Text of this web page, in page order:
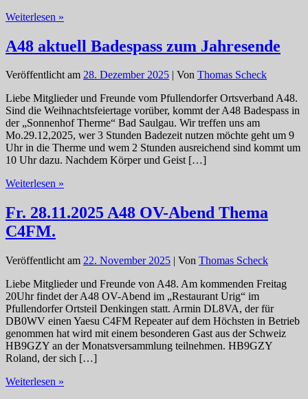
Weiterlesen »
A48
Jahreshauptversammlung
A48 aktuell Badespass zum Jahresende
Veröffentlicht am 28. Dezember 2025 | Von Thomas Scheck
Liebe Mitglieder und Freunde vom Pfullendorfer Ortsverband A48.
Sind die Weihnachtsfeiertage vorüber, kommt der A48 Badespass in
der „Sonnenhof Therme“ Bad Saulgau. Wir treffen uns am
Mo.29.12,2025, wer 3 Stunden Badezeit nutzen möchte geht um 9
Uhr in die Therme und wem 2 Stunden ausreichend sind kommt um
10 Uhr dazu. Nachdem Körper und Geist […]
Weiterlesen »
Badespass
zum
Fr. 28.11.2025 A48 OV-Abend Thema
C4FM.
Veröffentlicht am 22. November 2025 | Von Thomas Scheck
Liebe Mitglieder und Freunde von A48. Am kommenden Freitag
20Uhr findet der A48 OV-Abend im „Restaurant Urig“ im
Pfullendorfer Ortsteil Denkingen statt. Armin DL8VA, der für
DB0WV einen Yaesu C4FM Repeater auf dem Höchsten in Betrieb
genommen hat wird mit einem besonderen Gast aus der Schweiz
HB9GZY an der Monatsversammlung teilnehmen. HB9GZY
Roland, der sich […]
Weiterlesen »